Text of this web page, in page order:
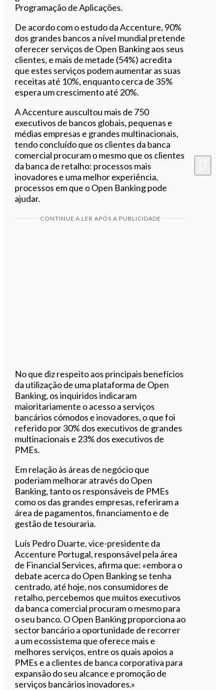
Programação de Aplicações.
De acordo com o estudo da Accenture, 90%
dos grandes bancos a nível mundial pretende
oferecer serviços de Open Banking aos seus
clientes, e mais de metade (54%) acredita
que estes serviços podem aumentar as suas
receitas até 10%, enquanto cerca de 35%
espera um crescimento até 20%.
A Accenture auscultou mais de 750
executivos de bancos globais, pequenas e
médias empresas e grandes multinacionais,
tendo concluído que os clientes da banca
comercial procuram o mesmo que os clientes
da banca de retalho: processos mais
inovadores e uma melhor experiência,
processos em que o Open Banking pode
ajudar.
CONTINUE A LER APÓS A PUBLICIDADE
No que diz respeito aos principais benefícios
da utilização de uma plataforma de Open
Banking, os inquiridos indicaram
maioritariamente o acesso a serviços
bancários cómodos e inovadores, o que foi
referido por 30% dos executivos de grandes
multinacionais e 23% dos executivos de
PMEs.
Em relação às áreas de negócio que
poderiam melhorar através do Open
Banking, tanto os responsáveis de PMEs
como os das grandes empresas, referiram a
área de pagamentos, financiamento e de
gestão de tesouraria.
Luís Pedro Duarte, vice-presidente da
Accenture Portugal, responsável pela área
de Financial Services, afirma que: «embora o
debate acerca do Open Banking se tenha
centrado, até hoje, nos consumidores de
retalho, percebemos que muitos executivos
da banca comercial procuram o mesmo para
o seu banco. O Open Banking proporciona ao
sector bancário a oportunidade de recorrer
a um ecossistema que oferece mais e
melhores serviços, entre os quais apoios a
PMEs e a clientes de banca corporativa para
expansão do seu alcance e promoção de
serviços bancários inovadores.»